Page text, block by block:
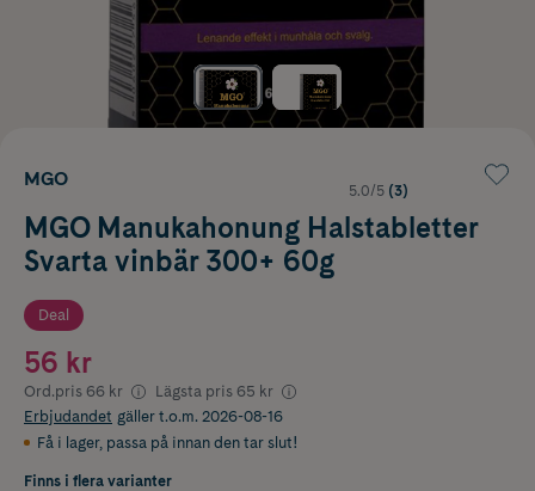
MGO
5.0/5 (3)
MGO Manukahonung Halstabletter
Svarta vinbär 300+ 60g
Deal
56 kr
Ord.pris 66 kr Lägsta pris 65 kr
Erbjudandet gäller t.o.m. 2026-08-16
Få i lager, passa på innan den tar slut!
Finns i flera varianter